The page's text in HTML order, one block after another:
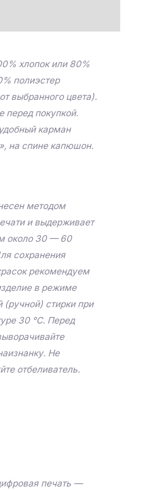
хлопок или 80%
полиэстер
выбранного цвета).
перед покупкой.
карман
на спине капюшон.
методом
и выдерживает
около 30 — 60
сохранения
рекомендуем
в режиме
(ручной) стирки при
30 °C. Перед
Не
отбеливатель.
печать —